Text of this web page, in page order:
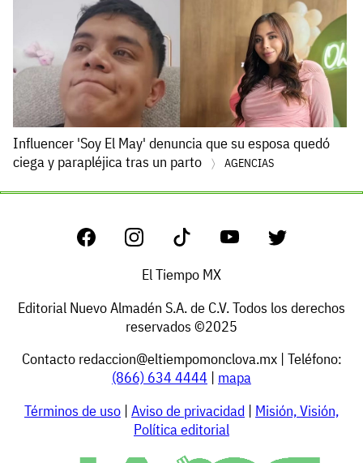
Influencer 'Soy El May' denuncia que su esposa quedó
ciega y parapléjica tras un parto
AGENCIAS
El Tiempo MX
Editorial Nuevo Almadén S.A. de C.V. Todos los derechos
reservados ©2025
Contacto redaccion@eltiempomonclova.mx| Teléfono:
(866) 634 4444 | mapa
Términos de uso | Aviso de privacidad | Misión, Visión,
Política editorial